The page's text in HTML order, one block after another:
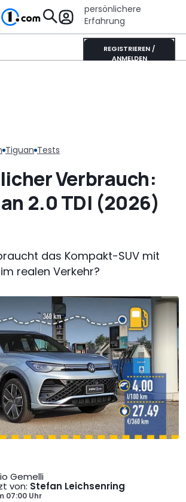
persönlichere
Erfahrung
REGISTRIEREN /
ANMELDEN
Tiguan Tests
Verbrauch:
2.0 TDI (2026)
das Kompakt-SUV mit
realen Verkehr?
Gemelli
von: Stefan Leichsenring
07:00 Uhr